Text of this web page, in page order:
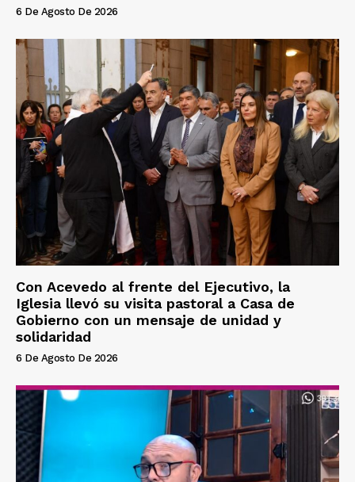
6 De Agosto De 2026
Con Acevedo al frente del Ejecutivo, la
Iglesia llevó su visita pastoral a Casa de
Gobierno con un mensaje de unidad y
solidaridad
6 De Agosto De 2026